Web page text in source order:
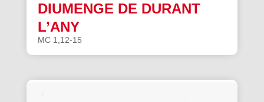
DIUMENGE DE DURANT
L’ANY
MC 1,12-15